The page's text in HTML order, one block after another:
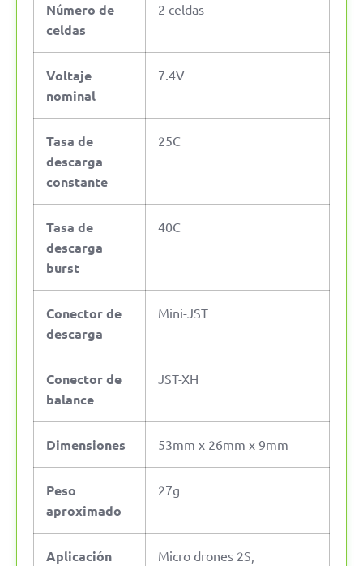
Número de
celdas
2 celdas
Voltaje
nominal
7.4V
Tasa de
descarga
constante
25C
Tasa de
descarga
burst
40C
Conector de
descarga
Mini-JST
Conector de
balance
JST-XH
Dimensiones 53mm x 26mm x 9mm
Peso
aproximado
27g
Aplicación
Micro drones 2S,